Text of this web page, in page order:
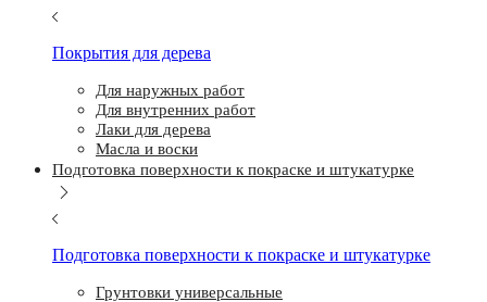
Покрытия для дерева
Для наружных работ
Для внутренних работ
Лаки для дерева
Масла и воски
Подготовка поверхности к покраске и штукатурке
Подготовка поверхности к покраске и штукатурке
Грунтовки универсальные